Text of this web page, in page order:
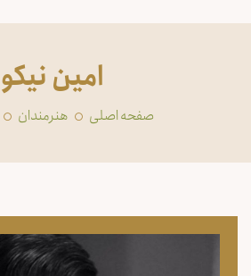
امین نیکو
صفحه اصلی ‏هنرمندان